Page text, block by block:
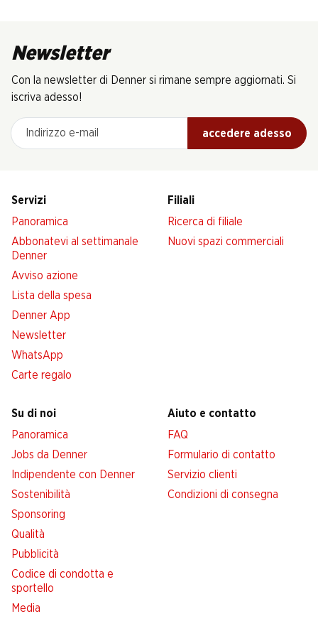
Newsletter
Con la newsletter di Denner si rimane sempre aggiornati. Si
iscriva adesso!
Indirizzo e-mail
accedere adesso
Servizi
Panoramica
Abbonatevi al settimanale
Denner
Avviso azione
Lista della spesa
Denner App
Newsletter
WhatsApp
Carte regalo
Filiali
Ricerca di filiale
Nuovi spazi commerciali
Su di noi
Panoramica
Jobs da Denner
Indipendente con Denner
Sostenibilità
Sponsoring
Qualità
Pubblicità
Codice di condotta e
sportello
Media
Aiuto e contatto
FAQ
Formulario di contatto
Servizio clienti
Condizioni di consegna